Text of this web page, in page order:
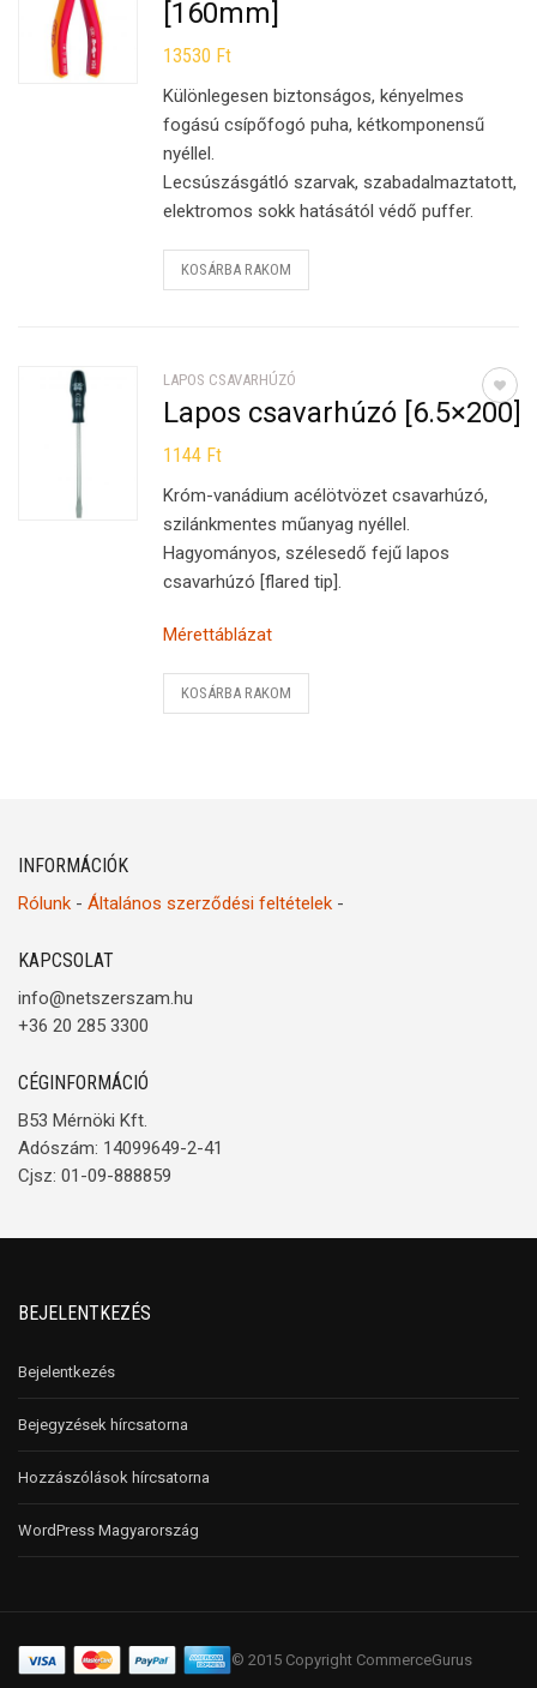
[160mm]
13530 Ft
Különlegesen biztonságos, kényelmes
fogású csípőfogó puha, kétkomponensű
nyéllel.
Lecsúszásgátló szarvak, szabadalmaztatott,
elektromos sokk hatásától védő puffer.
KOSÁRBA RAKOM
LAPOS CSAVARHÚZÓ
Lapos csavarhúzó [6.5×200]
1144 Ft
Króm-vanádium acélötvözet csavarhúzó,
szilánkmentes műanyag nyéllel.
Hagyományos, szélesedő fejű lapos
csavarhúzó [flared tip].
Mérettáblázat
KOSÁRBA RAKOM
INFORMÁCIÓK
Rólunk - Általános szerződési feltételek -
KAPCSOLAT
info@netszerszam.hu
+36 20 285 3300
CÉGINFORMÁCIÓ
B53 Mérnöki Kft.
Adószám: 14099649-2-41
Cjsz: 01-09-888859
BEJELENTKEZÉS
Bejelentkezés
Bejegyzések hírcsatorna
Hozzászólások hírcsatorna
WordPress Magyarország
© 2015 Copyright CommerceGurus